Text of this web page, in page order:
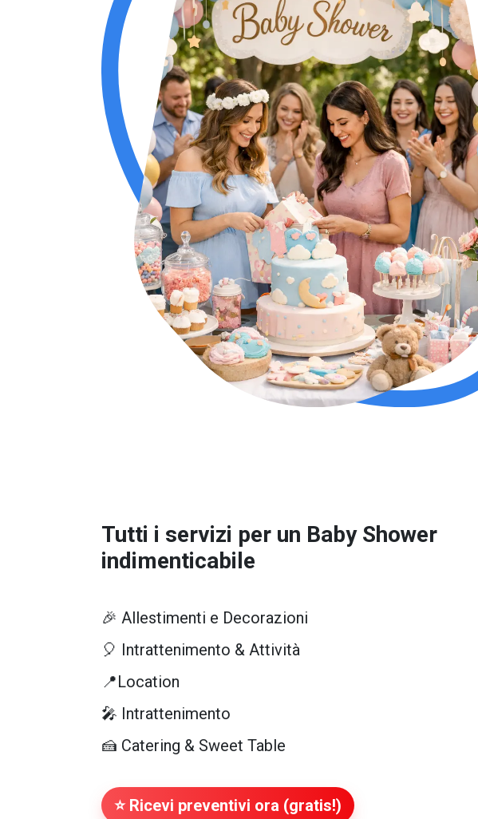
Tutti i servizi per un Baby Shower
indimenticabile
🎉 Allestimenti e Decorazioni
🎈 Intrattenimento & Attività
📍Location
🎤 Intrattenimento
🍰 Catering & Sweet Table
⭐ Ricevi preventivi ora (gratis!)